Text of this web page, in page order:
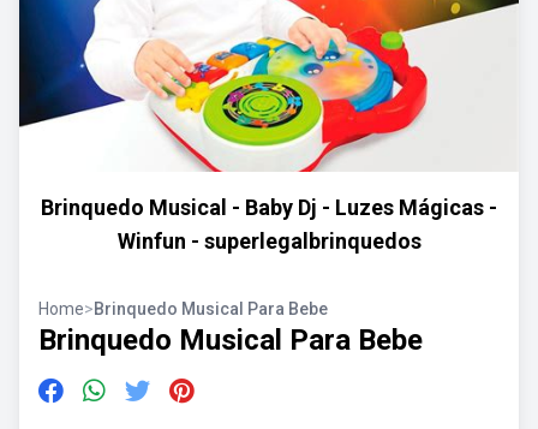
Brinquedo Musical - Baby Dj - Luzes Mágicas -
Winfun - superlegalbrinquedos
Home>Brinquedo Musical Para Bebe
Brinquedo Musical Para Bebe